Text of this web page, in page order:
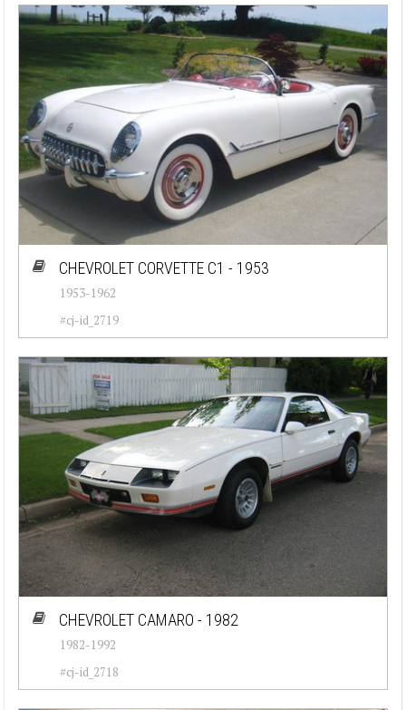
CHEVROLET CORVETTE C1 - 1953
1953-1962
#cj-id_2719
CHEVROLET CAMARO - 1982
1982-1992
#cj-id_2718